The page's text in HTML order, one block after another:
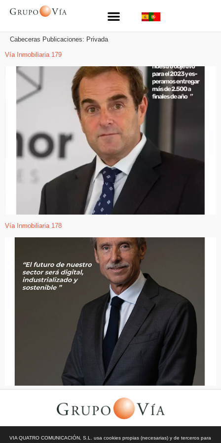
Cabeceras Publicaciones: Privada
Vía Inmobiliaria 179
Vía Inmobiliaria 178
| Grupo Vía | 2026 |Aviso Legal y Privacidad|Política de
VIA QUATRO COMUNICACIÓN, S.L. usa cookies propias (necesarias) y de terceros para